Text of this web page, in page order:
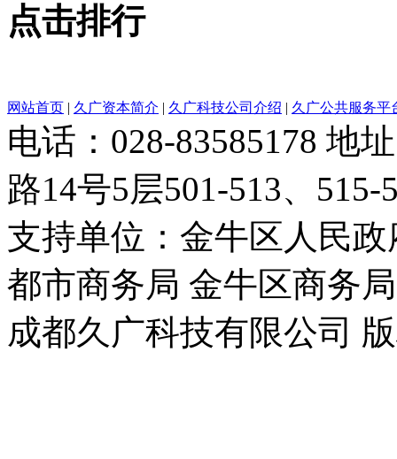
点击排行
网站首页 | 久广资本简介 | 久广科技公司介绍 | 久广公共服务平
电话：028-83585178 地
路14号5层501-513、515-
支持单位：金牛区人民
都市商务局 金牛区商务局
成都久广科技有限公司